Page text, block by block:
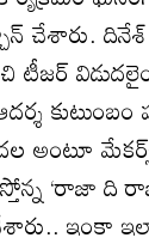
చేశారు.
టీజర్
అంటూ
‘రాజా ది
ఇంకా